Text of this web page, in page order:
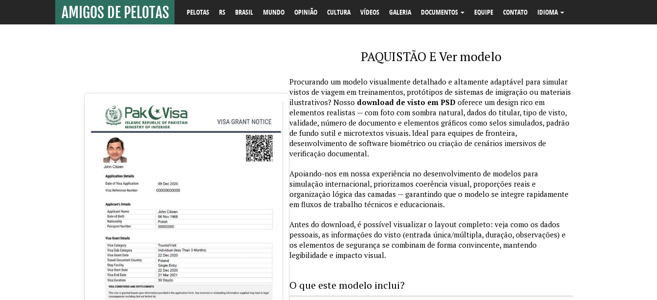
PELOTAS RS BRASIL MUNDO OPINIÃO CULTURA VÍDEOS GALERIA DOCUMENTOS EQUIPE CONTATO IDIOMA
PAQUISTÃO E Ver modelo
Procurando um modelo visualmente detalhado e altamente adaptável para simular
vistos de viagem em treinamentos, protótipos de sistemas de imigração ou materiais
ilustrativos? Nosso download de visto em PSD oferece um design rico em
elementos realistas — com foto com sombra natural, dados do titular, tipo de visto,
validade, número de documento e elementos gráficos como selos simulados, padrão
de fundo sutil e microtextos visuais. Ideal para equipes de fronteira,
desenvolvimento de software biométrico ou criação de cenários imersivos de
verificação documental.
Apoiando-nos em nossa experiência no desenvolvimento de modelos para
simulação internacional, priorizamos coerência visual, proporções reais e
organização lógica das camadas — garantindo que o modelo se integre rapidamente
em fluxos de trabalho técnicos e educacionais.
Antes do download, é possível visualizar o layout completo: veja como os dados
pessoais, as informações do visto (entrada única/múltipla, duração, observações) e
os elementos de segurança se combinam de forma convincente, mantendo
legibilidade e impacto visual.
O que este modelo inclui?